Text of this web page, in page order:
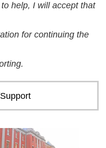
help, I will accept that
for continuing the